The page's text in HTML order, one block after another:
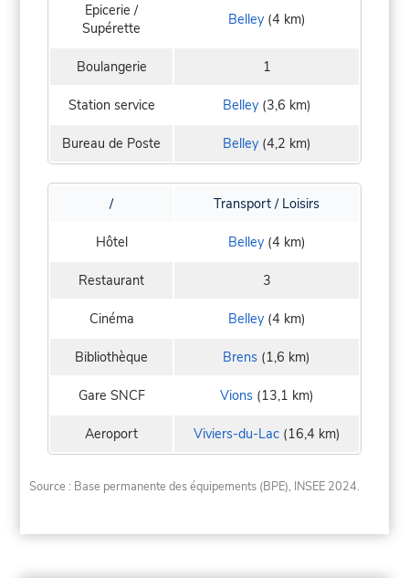
Epicerie /
Supérette
Belley(4 km)
Boulangerie 1
Station service Belley(3,6 km)
Bureau de Poste Belley(4,2 km)
/ Transport / Loisirs
Hôtel Belley(4 km)
Restaurant 3
Cinéma Belley(4 km)
Bibliothèque Brens (1,6 km)
Gare SNCF Vions(13,1 km)
Aeroport Viviers-du-Lac(16,4 km)
Source : Base permanente des équipements (BPE), INSEE 2024.